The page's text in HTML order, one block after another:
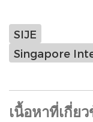
SIJE
Singapore
เนื้อหาที่เกี่ย